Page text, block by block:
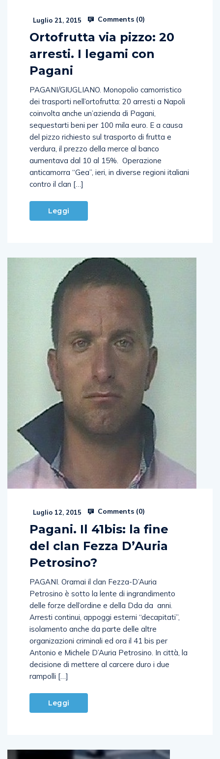
Luglio 21, 2015 Comments (0)
Ortofrutta via pizzo: 20
arresti. I legami con
Pagani
PAGANI/GIUGLIANO. Monopolio camorristico
dei trasporti nell’ortofrutta: 20 arresti a Napoli
coinvolta anche un’azienda di Pagani,
sequestarti beni per 100 mila euro. E a causa
del pizzo richiesto sul trasporto di frutta e
verdura, il prezzo della merce al banco
aumentava dal 10 al 15%. Operazione
anticamorra “Gea”, ieri, in diverse regioni italiani
contro il clan […]
Leggi
Luglio 12, 2015 Comments (0)
Pagani. Il 41bis: la fine
del clan Fezza D’Auria
Petrosino?
PAGANI. Oramai il clan Fezza-D’Auria
Petrosino è sotto la lente di ingrandimento
delle forze dell’ordine e della Dda da anni.
Arresti continui, appoggi esterni “decapitati”,
isolamento anche da parte delle altre
organizazioni criminali ed ora il 41 bis per
Antonio e Michele D’Auria Petrosino. In città, la
decisione di mettere al carcere duro i due
rampolli […]
Leggi